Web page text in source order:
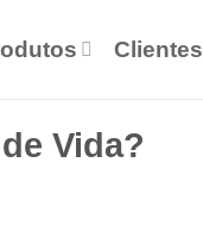
Clientes
Vida?